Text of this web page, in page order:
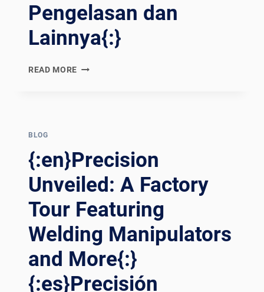
Pengelasan dan
Lainnya{:}
READ MORE {:EN}REVOLUTIONIZE
WELDING
ROTATORS
AND
MORE{:}
{:ES}REVOLUCIONAR
LA
EFICIENCIA
DE
SOLDADURA:
BLOG
{:en}Precision
Unveiled: A Factory
Tour Featuring
Welding Manipulators
and More{:}
{:es}Precisión